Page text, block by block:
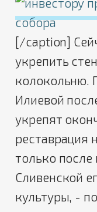
[/caption]
укрепить
колокольню.
Илиевой
укрепят
реставрация
только после
Сливенской
культуры, -